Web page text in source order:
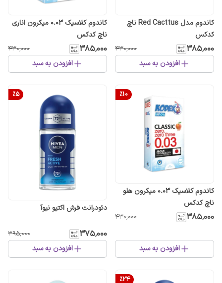
کاندوم مدل Red Cacttus ناچ
کدکس
۳۸۵٬۰۰۰ ۴۳۰٬۰۰۰
افزودن به سبد
کاندوم کلاسیک 0.03 میکرون اناری
ناچ کدکس
۳۸۵٬۰۰۰ ۴۳۰٬۰۰۰
افزودن به سبد
%10
کاندوم کلاسیک 0.03 میکرون هلو
ناچ کدکس
۳۸۵٬۰۰۰ ۴۳۰٬۰۰۰
افزودن به سبد
%5
دئودرانت فرش اکتیو نیوآ
۳۷۵٬۰۰۰ ۳۹۵٬۰۰۰
افزودن به سبد
%24